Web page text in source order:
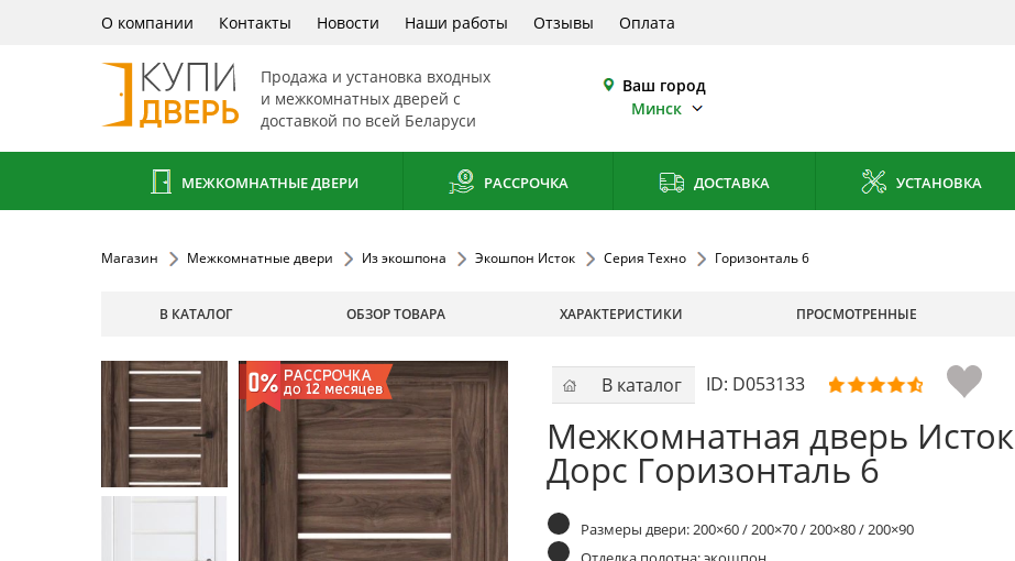
О компании Контакты Новости Наши работы Отзывы Оплата
Продажа и установка входных
и межкомнатных дверей с
доставкой по всей Беларуси
Ваш город
Минск
МЕЖКОМНАТНЫЕ ДВЕРИ РАССРОЧКА ДОСТАВКА УСТАНОВКА
Магазин Межкомнатные двери Из экошпона Экошпон Исток Серия Техно Горизонталь 6
В КАТАЛОГ ОБЗОР ТОВАРА ХАРАКТЕРИСТИКИ ПРОСМОТРЕННЫЕ
В каталог ID: D053133
Межкомнатная дверь Исток
Дорс Горизонталь 6
Размеры двери: 200×60 / 200×70 / 200×80 / 200×90